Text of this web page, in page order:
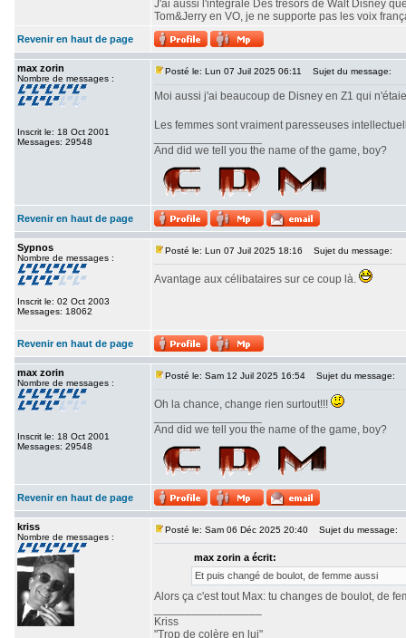
J'ai aussi l'intégrale Des trésors de Walt Disney
Tom&Jerry en VO, je ne supporte pas les voix
Revenir en haut de page
max zorin
Nombre de messages :
Inscrit le: 18 Oct 2001
Messages: 29548
Posté le: Lun 07 Juil 2025 06:11 Sujet du message:
Moi aussi j'ai beaucoup de Disney en Z1 qui
Les femmes sont vraiment paresseuses
And did we tell you the name of the game, boy?
Revenir en haut de page
Sypnos
Nombre de messages :
Inscrit le: 02 Oct 2003
Messages: 18062
Posté le: Lun 07 Juil 2025 18:16 Sujet du message:
Avantage aux célibataires sur ce coup là.
Revenir en haut de page
max zorin
Nombre de messages :
Inscrit le: 18 Oct 2001
Messages: 29548
Posté le: Sam 12 Juil 2025 16:54 Sujet du message:
Oh la chance, change rien surtout!!!
And did we tell you the name of the game, boy?
Revenir en haut de page
kriss
Nombre de messages :
Posté le: Sam 06 Déc 2025 20:40 Sujet du message:
max zorin a écrit:
Et puis changé de boulot, de femme aussi
Alors ça c'est tout Max: tu changes de boulot, de
Kriss
"Trop de colère en lui"